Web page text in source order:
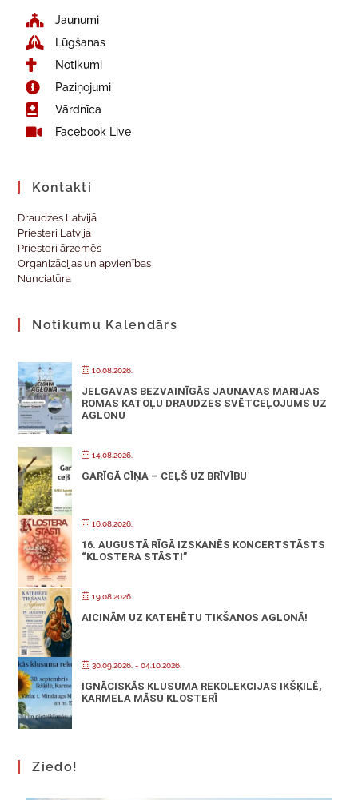
Jaunumi
Lūgšanas
Notikumi
Paziņojumi
Vārdnīca
Facebook Live
Kontakti
Draudzes Latvijā
Priesteri Latvijā
Priesteri ārzemēs
Organizācijas un apvienības
Nunciatūra
Notikumu Kalendārs
10.08.2026.
JELGAVAS BEZVAINĪGĀS JAUNAVAS MARIJAS
ROMAS KATOĻU DRAUDZES SVĒTCEĻOJUMS UZ
AGLONU
14.08.2026.
GARĪGĀ CĪŅA – CEĻŠ UZ BRĪVĪBU
16.08.2026.
16. AUGUSTĀ RĪGĀ IZSKANĒS KONCERTSTĀSTS
“KLOSTERA STĀSTI”
19.08.2026.
AICINĀM UZ KATEHĒTU TIKŠANOS AGLONĀ!
30.09.2026. - 04.10.2026.
IGNĀCISKĀS KLUSUMA REKOLEKCIJAS IKŠĶILĒ,
KARMELA MĀSU KLOSTERĪ
Ziedo!